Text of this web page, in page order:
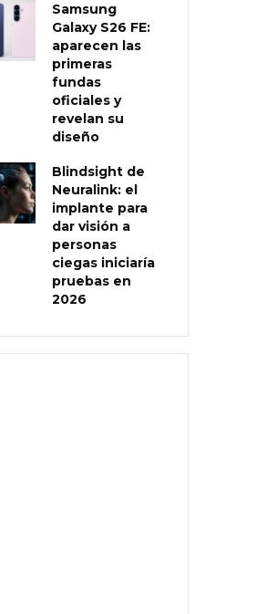
Samsung
Galaxy S26 FE:
aparecen las
primeras
fundas
oficiales y
revelan su
diseño
Blindsight de
Neuralink: el
implante para
dar visión a
personas
ciegas iniciaría
pruebas en
2026